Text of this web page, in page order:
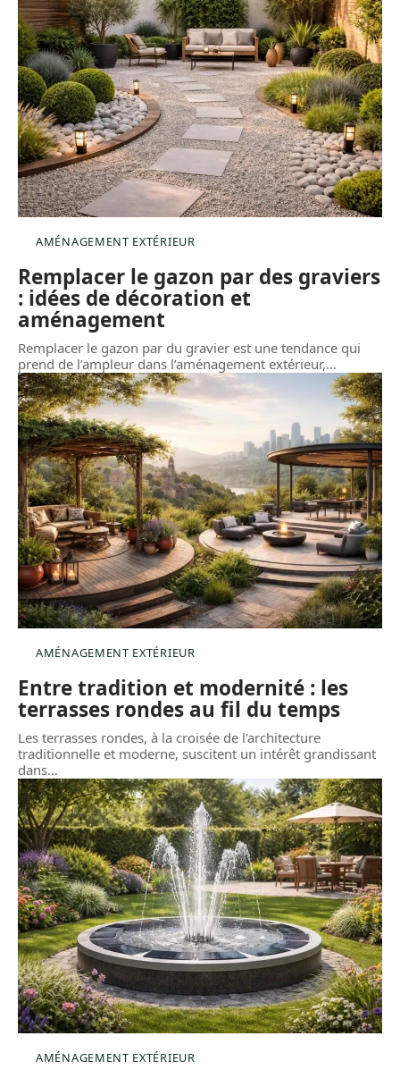
AMÉNAGEMENT EXTÉRIEUR
Remplacer le gazon par des graviers
: idées de décoration et
aménagement
Remplacer le gazon par du gravier est une tendance qui
prend de l’ampleur dans l’aménagement extérieur,…
AMÉNAGEMENT EXTÉRIEUR
Entre tradition et modernité : les
terrasses rondes au fil du temps
Les terrasses rondes, à la croisée de l'architecture
traditionnelle et moderne, suscitent un intérêt grandissant
dans…
AMÉNAGEMENT EXTÉRIEUR